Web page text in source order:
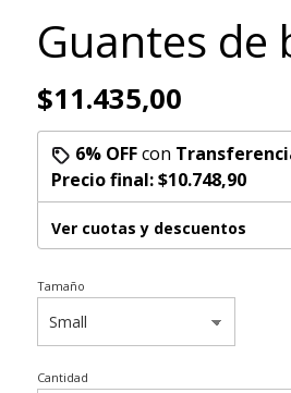
Guantes de
$11.435,00
6% OFFcon
Precio final:$10.748,90
Ver cuotas y descuentos
Tamaño
Cantidad